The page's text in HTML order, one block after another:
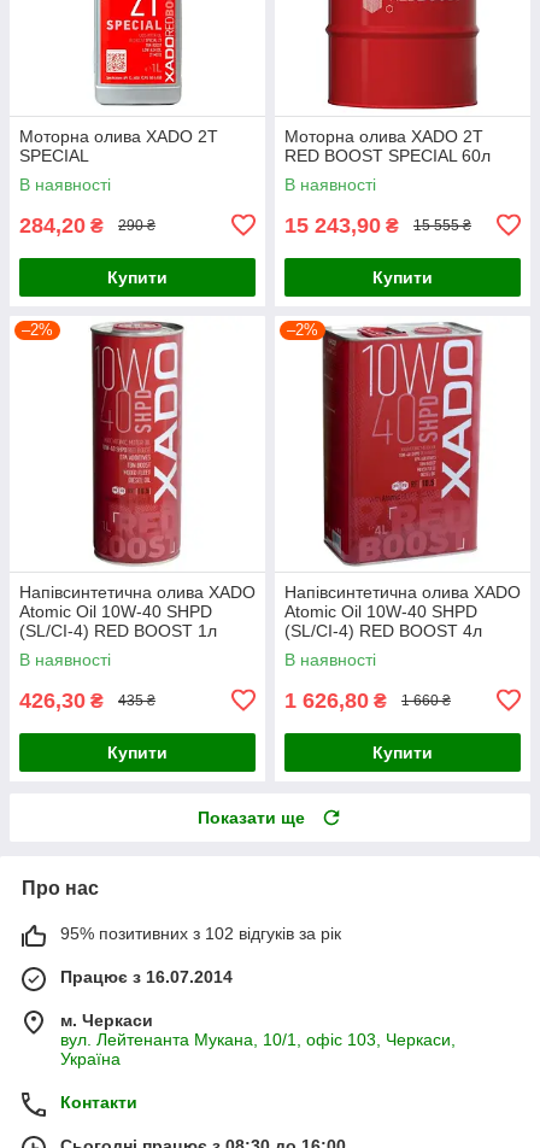
Моторна олива XADO 2T
SPECIAL
В наявності
284,20 ₴ 290 ₴
Купити
Моторна олива XADO 2T
RED BOOST SPECIAL 60л
В наявності
15 243,90 ₴ 15 555 ₴
Купити
–2%
Напівсинтетична олива XADO
Atomic Oil 10W-40 SHPD
(SL/CI-4) RED BOOST 1л
В наявності
426,30 ₴ 435 ₴
Купити
–2%
Напівсинтетична олива XADO
Atomic Oil 10W-40 SHPD
(SL/CI-4) RED BOOST 4л
В наявності
1 626,80 ₴ 1 660 ₴
Купити
Показати ще
Про нас
95% позитивних з 102 відгуків за рік
Працює з 16.07.2014
м. Черкаси
вул. Лейтенанта Мукана, 10/1, офіс 103, Черкаси,
Україна
Контакти